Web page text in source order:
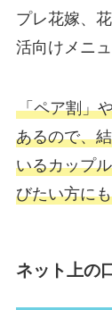
プレ花嫁、
活向けメニ
「ペア割」
あるので、
いるカップ
びたい方に
ネット上の